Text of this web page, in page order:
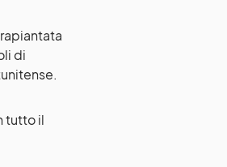
di
tutto il